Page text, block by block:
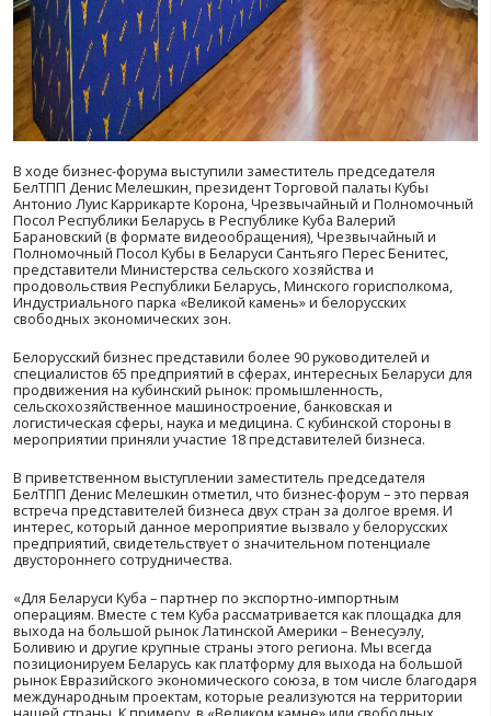
В ходе бизнес-форума выступили заместитель